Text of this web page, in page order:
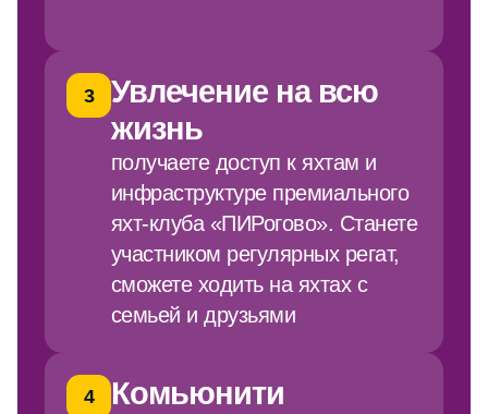
инфраструктуре премиального
яхт-клуба «ПИРогово». Станете
участником регулярных регат,
сможете ходить на яхтах с
семьей и друзьями
Комьюнити
новый круг интересных людей,
парусной семьи.